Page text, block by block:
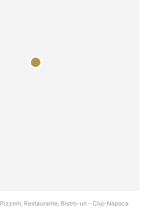
Pizzerii, Restaurante, Bistro-uri - Cluj-Napoca